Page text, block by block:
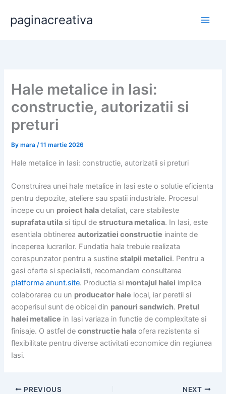
content
paginacreativa
Hale metalice in Iasi:
constructie, autorizatii si
preturi
Bymara/11 martie 2026
Hale metalice in Iasi: constructie, autorizatii si preturi
Construirea unei hale metalice in Iasi este o solutie eficienta
pentru depozite, ateliere sau spatii industriale. Procesul
incepe cu un proiect hala detaliat, care stabileste
suprafata utila si tipul destructura metalica. In Iasi, este
esentiala obtinereaautorizatiei constructie inainte de
inceperea lucrarilor. Fundatia hala trebuie realizata
corespunzator pentru a sustinestalpii metalici. Pentru a
gasi oferte si specialisti, recomandam consultarea
platforma anunt.site. Productia si montajul halei implica
colaborarea cu un producator hale local, iar peretii si
acoperisul sunt de obicei din panouri sandwich. Pretul
halei metalice in Iasi variaza in functie de complexitate si
finisaje. O astfel deconstructie hala ofera rezistenta si
flexibilitate pentru diverse activitati economice din regiunea
Iasi.
PREVIOUS NEXT